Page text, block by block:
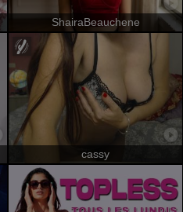
ShairaBeauchene
cassy